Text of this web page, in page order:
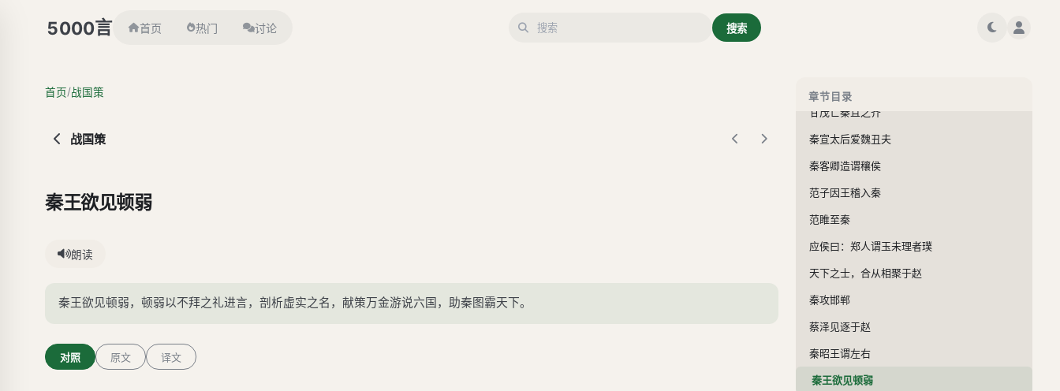
5000言 首页 热门 讨论 搜索
首页/战国策
战国策
秦王欲见顿弱
朗读
秦王欲见顿弱，顿弱以不拜之礼进言，剖析虚实之名，献策万金游说六国，助秦图霸天下。
对照 原文 译文
章节目录
甘茂亡秦且之齐
秦宣太后爱魏丑夫
秦客卿造谓穰侯
范子因王稽入秦
范睢至秦
应侯曰：郑人谓玉未理者璞
天下之士，合从相聚于赵
秦攻邯郸
蔡泽见逐于赵
秦昭王谓左右
秦王欲见顿弱